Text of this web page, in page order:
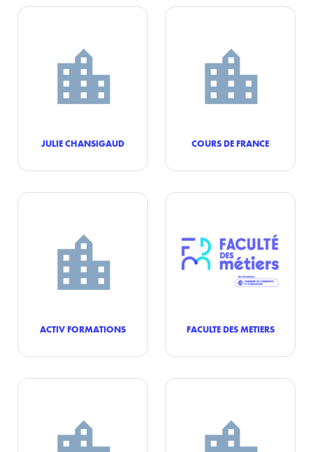
JULIE CHANSIGAUD COURS DE FRANCE
ACTIV FORMATIONS FACULTE DES METIERS